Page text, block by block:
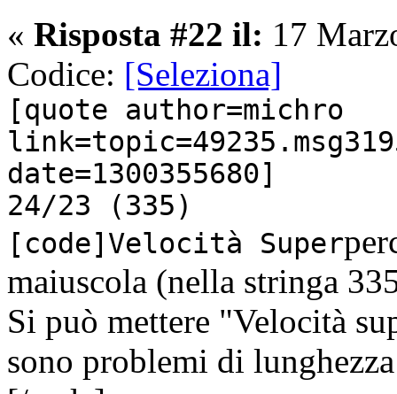
« Risposta #22 il: 17
Codice: [Seleziona]
[quote author=michro
date=1300355680]
24/23 (335)
[code]Velocità Super
maiuscola (nella stringa
Si può mettere "Velocità
sono problemi di